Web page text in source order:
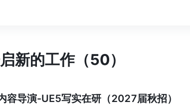
新的工作（50）
容导演-UE5写实在研（2027届秋招）